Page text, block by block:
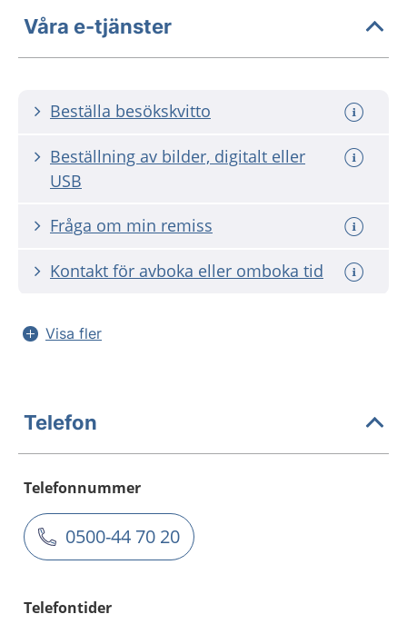
Våra e-tjänster
Beställa besökskvitto
Beställning av bilder, digitalt eller
USB
Fråga om min remiss
Kontakt för avboka eller omboka tid
Visa fler
Telefon
Telefonnummer
0500-44 70 20
Telefontider